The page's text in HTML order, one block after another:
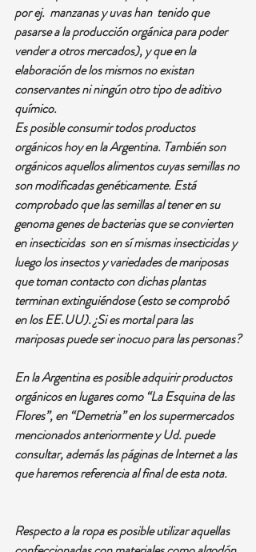
por ej.  manzanas y uvas han  tenido que
pasarse a la producción orgánica para poder
vender a otros mercados), y que en la
elaboración de los mismos no existan
conservantes ni ningún otro tipo de aditivo
químico.
Es posible consumir todos productos
orgánicos hoy en la Argentina. También son
orgánicos aquellos alimentos cuyas semillas no
son modificadas genéticamente. Está
comprobado que las semillas al tener en su
genoma genes de bacterias que se convierten
en insecticidas  son en sí mismas insecticidas y
luego los insectos y variedades de mariposas
que toman contacto con dichas plantas
terminan extinguiéndose (esto se comprobó
en los EE.UU). ¿Si es mortal para las
mariposas puede ser inocuo para las personas?
En la Argentina es posible adquirir productos
orgánicos en lugares como “La Esquina de las
Flores”, en “Demetria” en los supermercados
mencionados anteriormente y Ud. puede
consultar, además las páginas de Internet a las
que haremos referencia al final de esta nota.
Respecto a la ropa es posible utilizar aquellas